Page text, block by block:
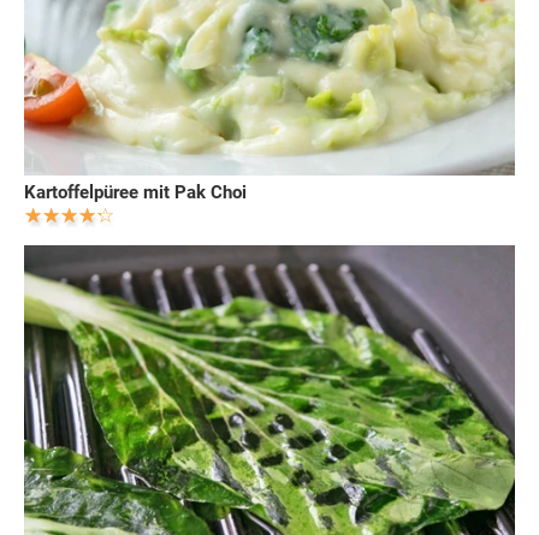
Kartoffelpüree mit Pak Choi